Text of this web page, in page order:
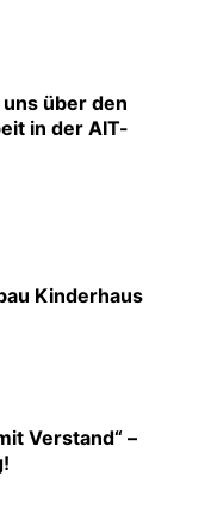
über den
in der AIT-
Kinderhaus
Verstand“ –